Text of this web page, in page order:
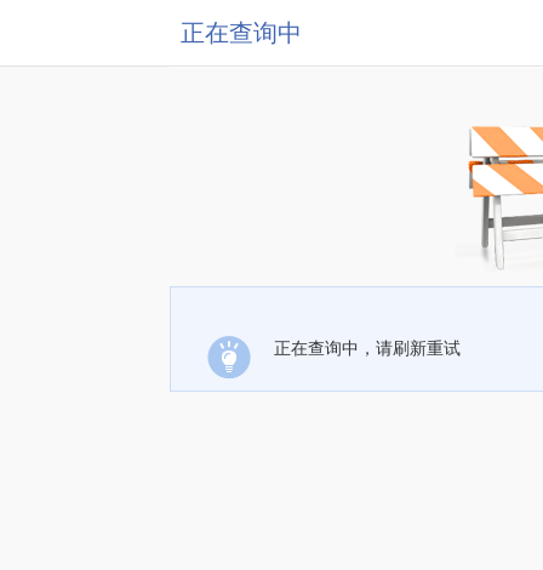
正在查询中
正在查询中，请刷新重试